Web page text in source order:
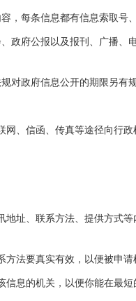
每条信息都有信息索取号
府公报以及报刊、广播、
政府信息公开的期限另有规
信函、传真等途径向行
、联系方法、提供方式
法要真实有效，以便被申请
的机关，以便你能在最短